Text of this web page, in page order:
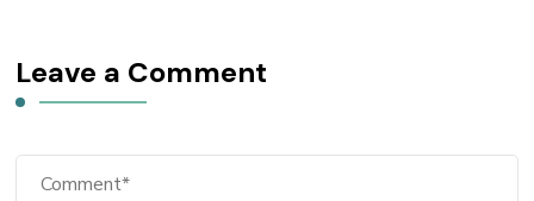
Leave a Comment